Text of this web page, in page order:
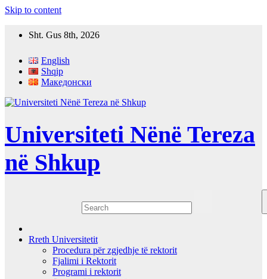
Skip to content
Sht. Gus 8th, 2026
English
Shqip
Македонски
Universiteti Nënë Tereza
në Shkup
Rreth Universitetit
Procedura për zgjedhje të rektorit
Fjalimi i Rektorit
Programi i rektorit